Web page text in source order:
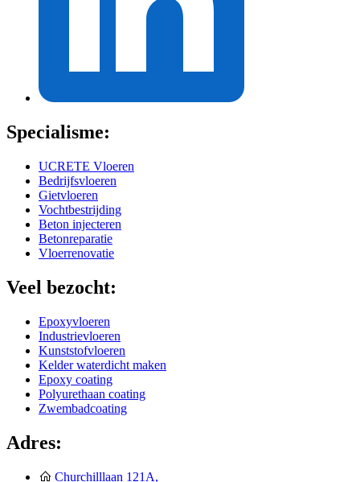
Specialisme:
UCRETE Vloeren
Bedrijfsvloeren
Gietvloeren
Vochtbestrijding
Beton injecteren
Betonreparatie
Vloerrenovatie
Veel bezocht:
Epoxyvloeren
Industrievloeren
Kunststofvloeren
Kelder waterdicht maken
Epoxy coating
Polyurethaan coating
Zwembadcoating
Adres:
Churchilllaan 121A,